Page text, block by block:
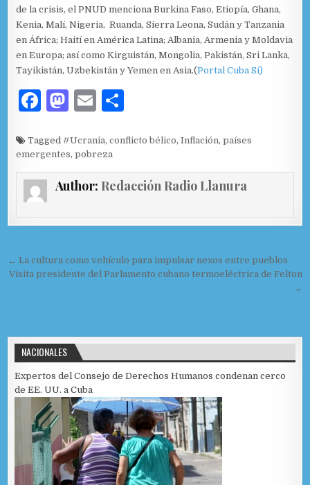
de la crisis, el PNUD menciona Burkina Faso, Etiopía, Ghana,
Kenia, Malí, Nigeria, Ruanda, Sierra Leona, Sudán y Tanzania
en África; Haití en América Latina; Albania, Armenia y Moldavia
en Europa; así como Kirguistán, Mongolia, Pakistán, Sri Lanka,
Tayikistán, Uzbekistán y Yemen en Asia.(Portal Cuba Sí)
F
c
e
o
o
k
M
to
d
o
n
E
ai
l
m
p
ar
ti
r
Tagged#Ucrania,conflicto bélico,Inflación,países
emergentes,pobreza
Author: Redacción Radio Llanura
Navegación de entradas
← La cultura como vehículo para impulsar nexos entre pueblos
Visita presidente del Parlamento cubano termoeléctrica de Felton
→
NACIONALES
Expertos del Consejo de Derechos Humanos condenan cerco
de EE. UU. a Cuba